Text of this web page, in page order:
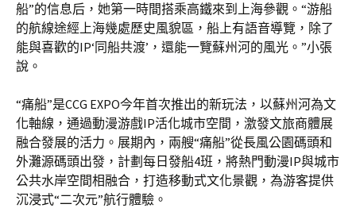
船”的信息后，她第一時間搭乘高鐵來到上海參觀。“游船
的航線途經上海幾處歷史風貌區，船上有語音導覽，除了
能與喜歡的IP‘同船共渡’，還能一覽蘇州河的風光。”小張
說。
“痛船”是CCG EXPO今年首次推出的新玩法，以蘇州河為文
化軸線，通過動漫游戲IP活化城市空間，激發文旅商體展
融合發展的活力。展期內，兩艘“痛船”從長風公園碼頭和
外灘源碼頭出發，計劃每日發船4班，將熱門動漫IP與城市
公共水岸空間相融合，打造移動式文化景觀，為游客提供
沉浸式“二次元”航行體驗。